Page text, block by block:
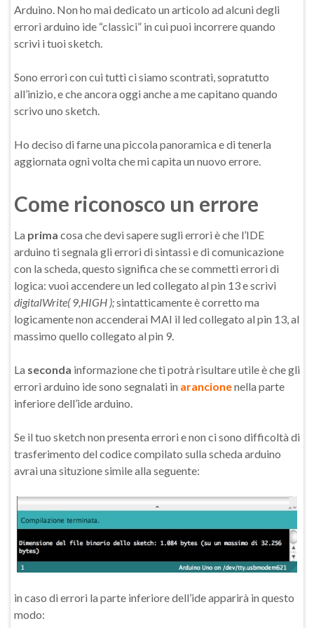
Arduino. Non ho mai dedicato un articolo ad alcuni degli
errori arduino ide “classici” in cui puoi incorrere quando
scrivi i tuoi sketch.
Sono errori con cui tutti ci siamo scontrati, sopratutto
all’inizio, e che ancora oggi anche a me capitano quando
scrivo uno sketch.
Ho deciso di farne una piccola panoramica e di tenerla
aggiornata ogni volta che mi capita un nuovo errore.
Come riconosco un errore
La prima cosa che devi sapere sugli errori è che l’IDE
arduino ti segnala gli errori di sintassi e di comunicazione
con la scheda, questo significa che se commetti errori di
logica: vuoi accendere un led collegato al pin 13 e scrivi
digitalWrite( 9,HIGH );sintatticamente è corretto ma
logicamente non accenderai MAI il led collegato al pin 13, al
massimo quello collegato al pin 9.
La seconda informazione che ti potrà risultare utile è che gli
errori arduino ide sono segnalati in arancionenella parte
inferiore dell’ide arduino.
Se il tuo sketch non presenta errori e non ci sono difficoltà di
trasferimento del codice compilato sulla scheda arduino
avrai una situzione simile alla seguente:
in caso di errori la parte inferiore dell’ide apparirà in questo
modo: